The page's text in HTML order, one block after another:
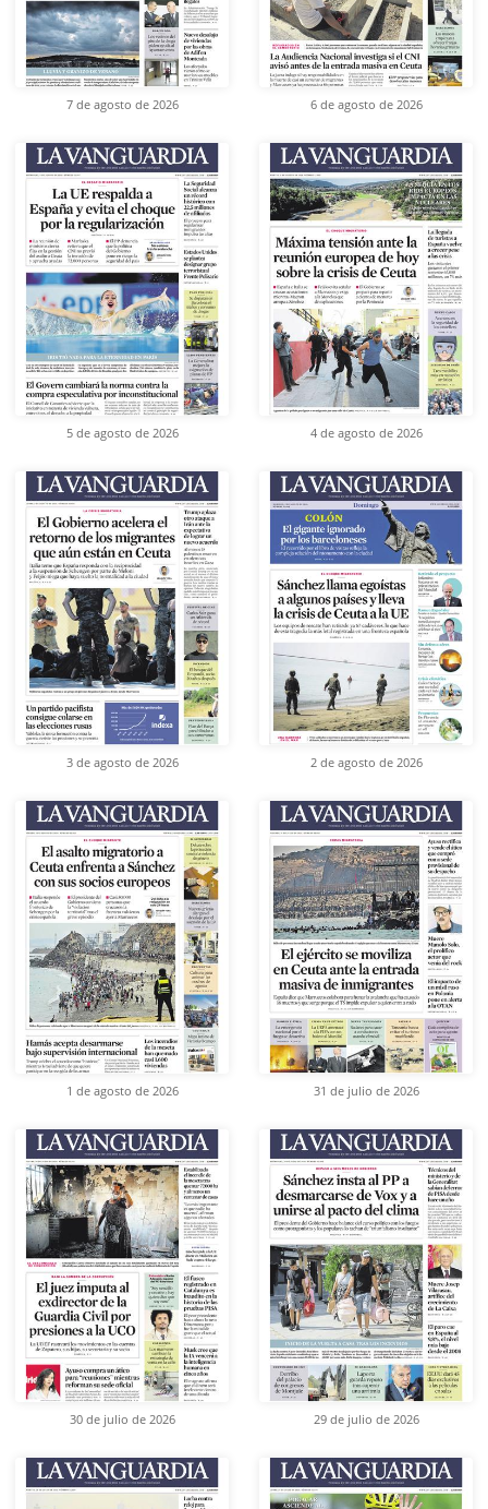
7 de agosto de 2026 6 de agosto de 2026
5 de agosto de 2026 4 de agosto de 2026
3 de agosto de 2026 2 de agosto de 2026
1 de agosto de 2026 31 de julio de 2026
30 de julio de 2026 29 de julio de 2026